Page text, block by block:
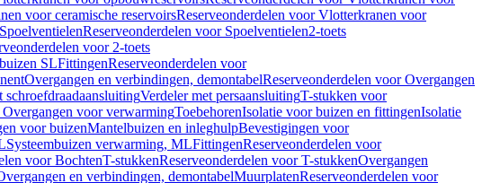
voor ceramische reservoirsReserveonderdelen voor Vlotterkranen voor
SpoelventielenReserveonderdelen voor Spoelventielen2-toets
voor 2-toets
SLFittingenReserveonderdelen voor
Overgangen en verbindingen, demontabelReserveonderdelen voor Overgangen
schroefdraadaansluitingVerdeler met persaansluitingT-stukken voor
voor verwarmingToebehorenIsolatie voor buizen en fittingenIsolatie
voor buizenMantelbuizen en inleghulpBevestigingen voor
Systeembuizen verwarming, MLFittingenReserveonderdelen voor
voor BochtenT-stukkenReserveonderdelen voor T-stukkenOvergangen
en verbindingen, demontabelMuurplatenReserveonderdelen voor